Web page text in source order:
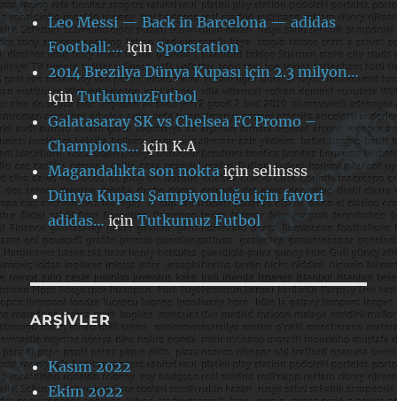
Leo Messi — Back in Barcelona — adidas
Football:… için Sporstation
2014 Brezilya Dünya Kupası için 2.3 milyon…
içinTutkumuzFutbol
Galatasaray SK vs Chelsea FC Promo –
Champions…içinK.A
Magandalıkta son noktaiçinselinsss
Dünya Kupası Şampiyonluğu için favori
adidas… içinTutkumuz Futbol
ARŞIVLER
Kasım 2022
Ekim 2022